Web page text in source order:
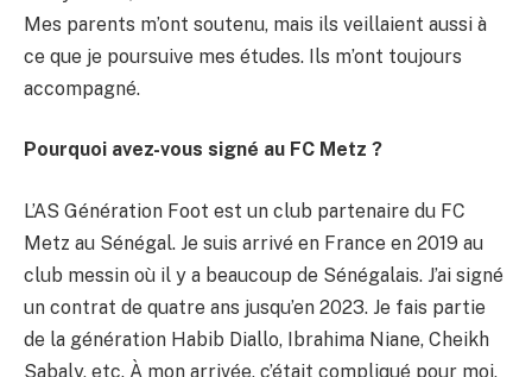
Mes parents m’ont soutenu, mais ils veillaient aussi à
ce que je poursuive mes études. Ils m’ont toujours
accompagné.
Pourquoi avez-vous signé au FC Metz ?
L’AS Génération Foot est un club partenaire du FC
Metz au Sénégal. Je suis arrivé en France en 2019 au
club messin où il y a beaucoup de Sénégalais. J’ai signé
un contrat de quatre ans jusqu’en 2023. Je fais partie
de la génération Habib Diallo, Ibrahima Niane, Cheikh
Sabaly, etc. À mon arrivée, c’était compliqué pour moi,